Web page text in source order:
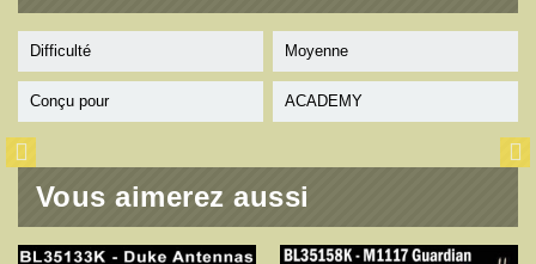
Difficulté Moyenne
Conçu pour ACADEMY
Vous aimerez aussi